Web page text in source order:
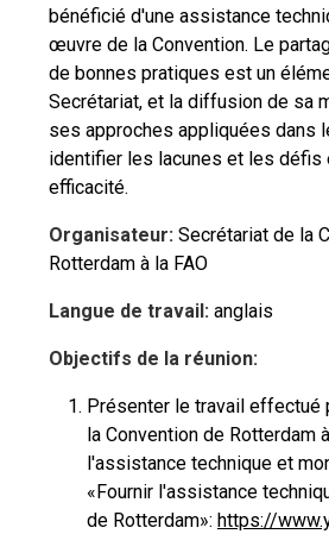
bénéficié d'une assistance
œuvre de la Convention. Le
de bonnes pratiques est un
Secrétariat, et la diffusion de sa
ses approches appliquées dans
identifier les lacunes et les défis
efficacité.
Organisateur: Secrétariat de la
Rotterdam à la FAO
Langue de travail: anglais
Objectifs de la réunion:
Présenter le travail effectué
la Convention de Rotterdam
l'assistance technique et
«Fournir l'assistance
de Rotterdam»: https://